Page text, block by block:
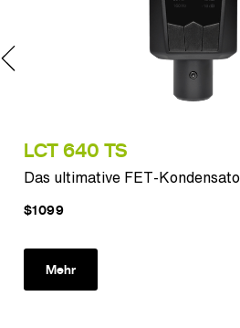
LCT 640 TS
Das ultimative FET-
$1099
Mehr